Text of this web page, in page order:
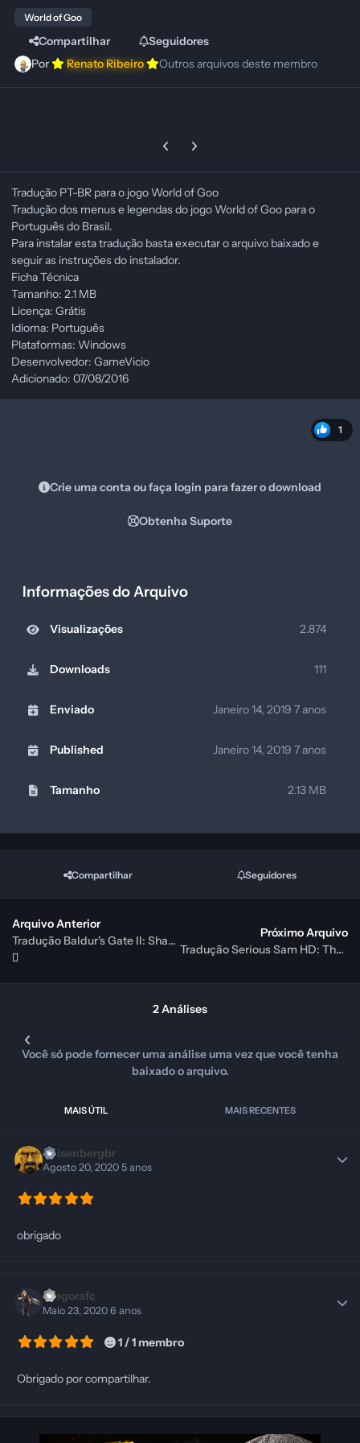
World of Goo
Compartilhar
Seguidores
Por
Renato Ribeiro Outros arquivos deste membro
Previous carousel slide
Next carousel slide
Tradução PT-BR para o jogo World of Goo
Tradução dos menus e legendas do jogo World of Goo para o
Português do Brasil.
Para instalar esta tradução basta executar o arquivo baixado e
seguir as instruções do instalador.
Ficha Técnica
Tamanho: 2.1 MB
Licença: Grátis
Idioma: Português
Plataformas: Windows
Desenvolvedor: GameVicio
Adicionado: 07/08/2016
1
Crie uma conta ou faça login para fazer o download
Obtenha Suporte
Informações do Arquivo
Visualizações 2.874
Downloads 111
Enviado Janeiro 14, 2019 7 anos
Published Janeiro 14, 2019 7 anos
Tamanho 2.13 MB
Compartilhar Seguidores
Arquivo Anterior
Tradução Baldur's Gate II: Shadows of Amn PT-BR
Próximo Arquivo
Tradução Serious Sam HD: The First Encounter PT-BR
2 Análises
Você só pode fornecer uma análise uma vez que você tenha
baixado o arquivo.
MAIS ÚTIL MAIS RECENTES
Heisenbergbr
Agosto 20, 20205 anos
obrigado
Diegorafc
Maio 23, 20206 anos
1 / 1 membro
Obrigado por compartilhar.